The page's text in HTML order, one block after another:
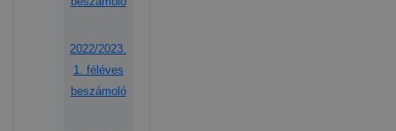
2022/2023.
1. féléves
beszámoló